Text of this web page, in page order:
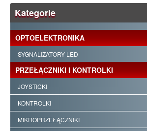
Kategorie
OPTOELEKTRONIKA
SYGNALIZATORY LED
PRZEŁĄCZNIKI I KONTROLKI
JOYSTICKI
KONTROLKI
MIKROPRZEŁĄCZNIKI